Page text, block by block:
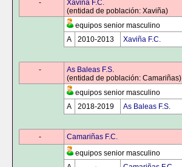
-
Xaviña F.C.
(entidad de población: Xaviña)
equipos senior masculino
A
2010-2013 Xaviña F.C.
-
As Baleas F.S.
(entidad de población: Camariñas)
equipos senior masculino
A
2018-2019 As Baleas F.S.
-
Camariñas F.C.
equipos senior masculino